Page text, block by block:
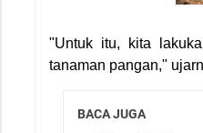
"Untuk itu, kita
tanaman pangan,"
BACA JUGA